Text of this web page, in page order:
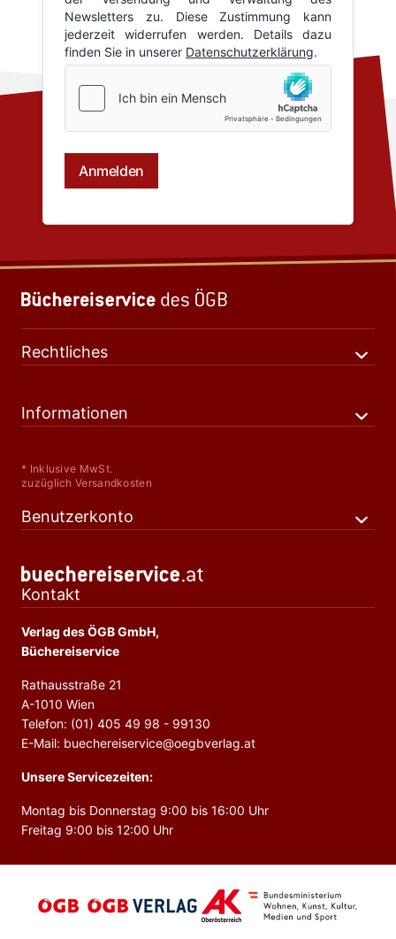
Rechtliches
Informationen
* Inklusive MwSt.
zuzüglich Versandkosten
Benutzerkonto
Kontakt
Verlag des ÖGB GmbH,
Büchereiservice
Rathausstraße 21
A-1010 Wien
Telefon: (01) 405 49 98 - 99130
E-Mail: buechereiservice@oegbverlag.at
Unsere Servicezeiten:
Montag bis Donnerstag 9:00 bis 16:00 Uhr
Freitag 9:00 bis 12:00 Uhr